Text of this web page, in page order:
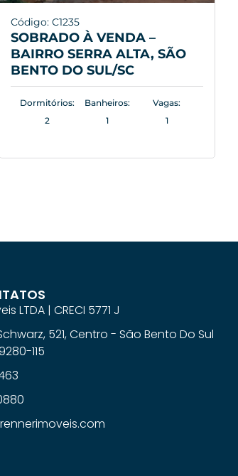
Código: C1235
SOBRADO À VENDA –
BAIRRO SERRA ALTA, SÃO
BENTO DO SUL/SC
Dormitórios:
2
Banheiros:
1
Vagas:
1
LTDA | CRECI 5771 J
521, Centro - São Bento Do Sul
115